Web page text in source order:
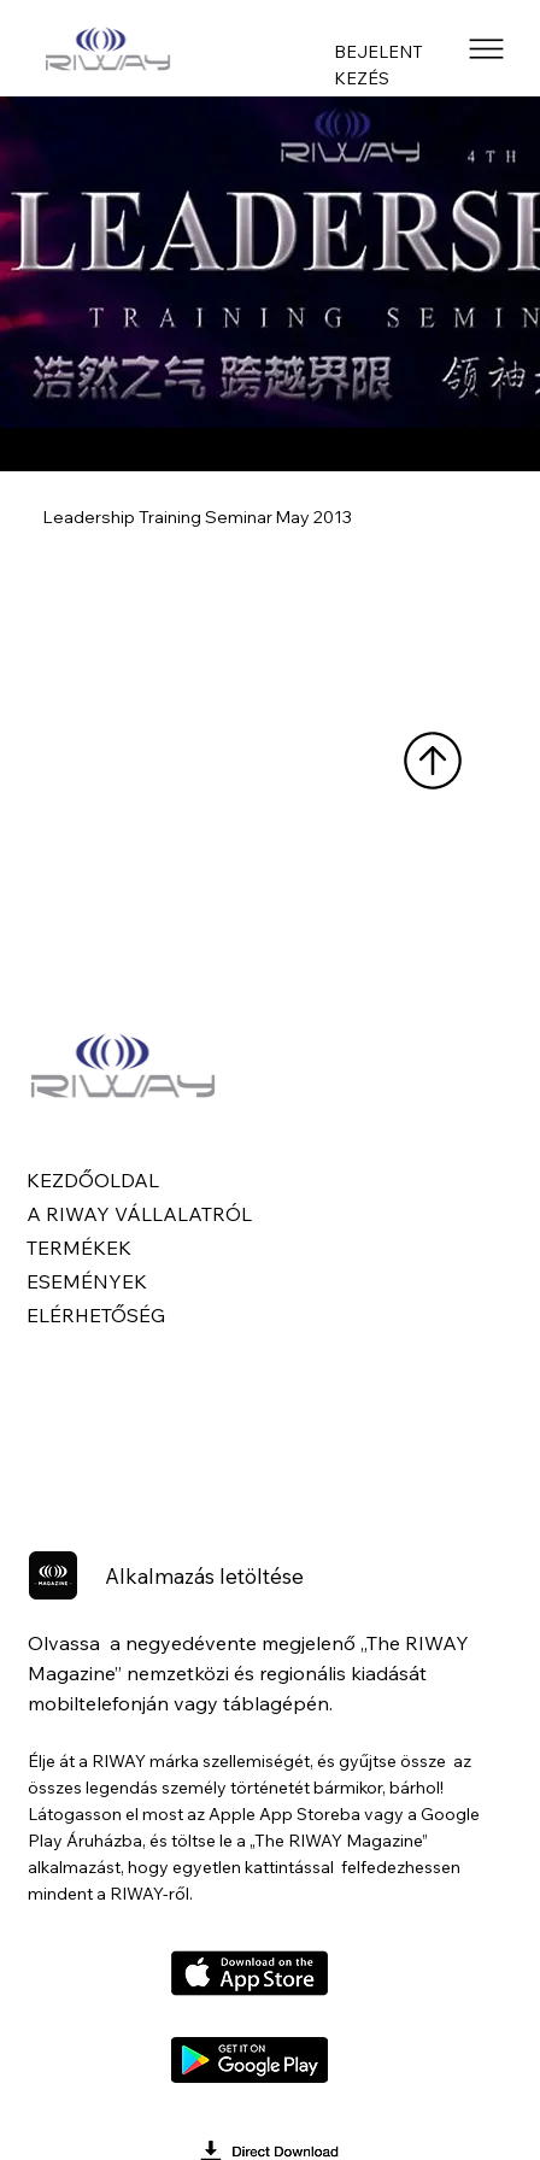
BEJELENT
KEZÉS
Leadership Training Seminar May 2013
KEZDŐOLDAL
A RIWAY VÁLLALATRÓL
TERMÉKEK
ESEMÉNYEK
ELÉRHETŐSÉG
Alkalmazás letöltése
Olvassa a negyedévente megjelenő „The RIWAY
Magazine” nemzetközi és regionális kiadását
mobiltelefonján vagy táblagépén.
Élje át a RIWAY márka szellemiségét, és gyűjtse össze az
összes legendás személy történetét bármikor, bárhol!
Látogasson el most az Apple App Storeba vagy a Google
Play Áruházba, és töltse le a „The RIWAY Magazine”
alkalmazást, hogy egyetlen kattintással felfedezhessen
mindent a RIWAY-ről.